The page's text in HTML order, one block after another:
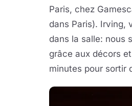
Paris, chez
dans Paris). Irving,
dans la salle: nous
grâce aux décors
minutes pour sortir